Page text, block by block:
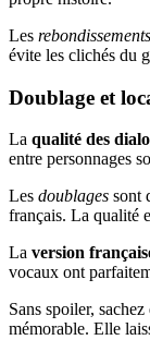
Les
évite les clichés du
Doublage et
La qualité des
entre personnages
Les doublages sont
français. La qualité
La version
vocaux ont
Sans spoiler, sachez
mémorable. Elle